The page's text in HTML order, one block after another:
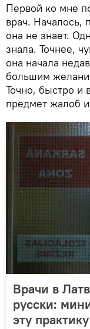
Первой ко мне
врач. Началось,
она не знает.
знала. Точнее,
она начала
большим
Точно, быстро и
предмет жалоб и
Врачи в
русски:
эту практику